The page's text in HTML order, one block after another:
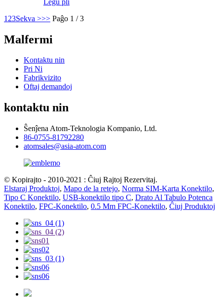
1 23Sekva >>> Paĝo 1 / 3
Malfermi
Kontaktu nin
Pri Ni
Fabrikvizito
Oftaj demandoj
kontaktu nin
Ŝenĵena Atom-Teknologia Kompanio, Ltd.
86-0755-81792280
atomsales@asia-atom.com
© Kopirajto - 2010-2021 : Ĉiuj Rajtoj Rezervitaj.
Elstaraj Produktoj, Mapo de la retejo, Norma SIM-Karta Konektilo,
Tipo C Konektilo, USB-konektilo tipo C, Drato Al Tabulo Potenca
Konektilo, FPC-Konektilo, 0.5 Mm FPC-Konektilo, Ĉiuj Produktoj